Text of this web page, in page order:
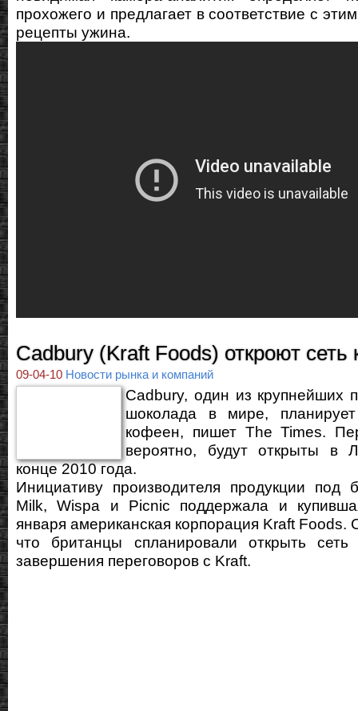
прохожего и предлагает в соответствие с
рецепты ужина.
Cadbury (Kraft Foods) откроют сеть
09-04-10 Новости рынка и компаний
Cadbury, один из крупнейших
шоколада в мире,
кофеен, пишет The Times.
вероятно, будут открыты в
конце 2010 года.
Инициативу производителя продукции под
Milk, Wispa и Picnic поддержала и
января американская корпорация Kraft Foods.
что британцы спланировали открыть
завершения переговоров с Kraft.